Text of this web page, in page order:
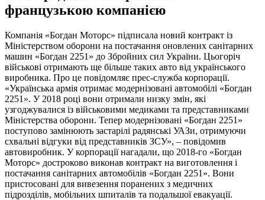
французькою компанією
Компанія «Богдан Моторс» підписала новий контракт із
Міністерством оборони на постачання оновлених санітарних
машин «Богдан 2251» до Збройних сил України. Цьогоріч
військові отримають ще більше таких авто від українського
виробника. Про це повідомляє прес-служба корпорації.
«Українська армія отримає модернізовані автомобілі «Богдан
2251». У 2018 році вони отримали низку змін, які
узгоджувалися із військовими медиками та представниками
Міністерства оборони. Тепер модернізовані «Богдан 2251»
поступово замінюють застарілі радянські УАЗи, отримуючи
схвальні відгуки від представників ЗСУ», – повідомив
автовиробник. У корпорації нагадали, що 2018-го «Богдан
Моторс» достроково виконав контракт на виготовлення і
постачання санітарних автомобілів «Богдан 2251». Вони
пристосовані для вивезення поранених з медичних
підрозділів, мобільних шпиталів та подальшої евакуації.